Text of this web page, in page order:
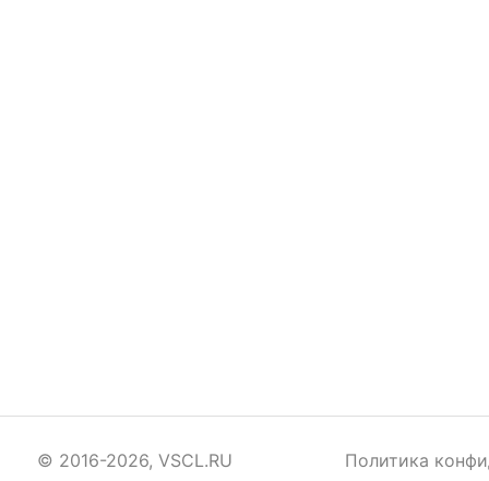
© 2016-2026, VSCL.RU Политика